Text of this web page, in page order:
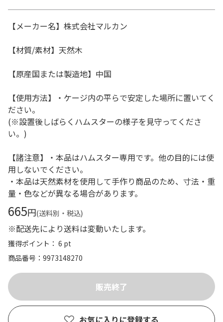
【メーカー名】株式会社マルカン
【材質/素材】天然木
【原産国または製造地】中国
【使用方法】・ケージ内の平らで安定した場所に置いてく
ださい。
(※設置後しばらくハムスターの様子を見守ってくださ
い。)
【諸注意】・本品はハムスター専用です。他の目的には使
用しないでください。
・本品は天然素材を使用して手作り商品のため、寸法・重
量・色などが異なる場合があります。
665円(送料別・税込)
※配送先により送料は変動いたします。
獲得ポイント： 6 pt
商品番号
9973148270
お気に入りに登録する